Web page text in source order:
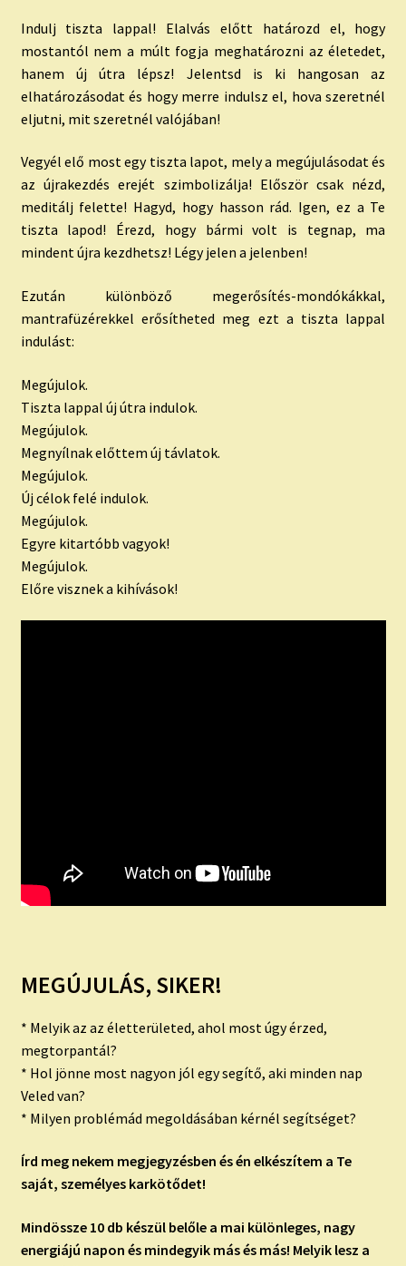
Indulj tiszta lappal! Elalvás előtt határozd el, hogy
mostantól nem a múlt fogja meghatározni az életedet,
hanem új útra lépsz! Jelentsd is ki hangosan az
elhatározásodat és hogy merre indulsz el, hova szeretnél
eljutni, mit szeretnél valójában!
Vegyél elő most egy tiszta lapot, mely a megújulásodat és
az újrakezdés erejét szimbolizálja! Először csak nézd,
meditálj felette! Hagyd, hogy hasson rád. Igen, ez a Te
tiszta lapod! Érezd, hogy bármi volt is tegnap, ma
mindent újra kezdhetsz! Légy jelen a jelenben!
Ezután különböző megerősítés-mondókákkal,
mantrafüzérekkel erősítheted meg ezt a tiszta lappal
indulást:
Megújulok.
Tiszta lappal új útra indulok.
Megújulok.
Megnyílnak előttem új távlatok.
Megújulok.
Új célok felé indulok.
Megújulok.
Egyre kitartóbb vagyok!
Megújulok.
Előre visznek a kihívások!
MEGÚJULÁS, SIKER!
* Melyik az az életterületed, ahol most úgy érzed,
megtorpantál?
* Hol jönne most nagyon jól egy segítő, aki minden nap
Veled van?
* Milyen problémád megoldásában kérnél segítséget?
Írd meg nekem megjegyzésben és én elkészítem a Te
saját, személyes karkötődet!
Mindössze 10 db készül belőle a mai különleges, nagy
energiájú napon és mindegyik más és más! Melyik lesz a